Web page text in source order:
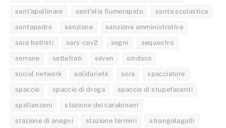
sant'apollinare sant'elia fiumerapido santa scolastica
santopadre sanzione sanzione amministrativa
sara battisti sars-cov2 segni sequestro
serrone settefrati seven sindaco
social network solidarietà sora spacciatore
spaccio spaccio di droga spaccio di stupefacenti
spallanzani stazione dei carabinieri
stazione di anagni stazione termini strangolagalli